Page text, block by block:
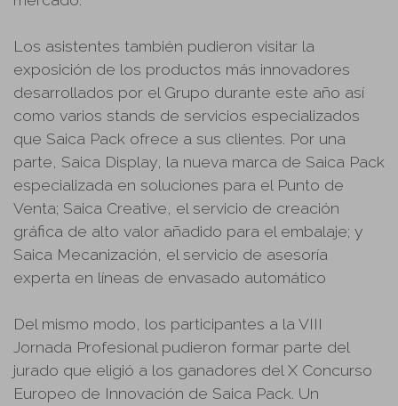
Los asistentes también pudieron visitar la
exposición de los productos más innovadores
desarrollados por el Grupo durante este año así
como varios stands de servicios especializados
que Saica Pack ofrece a sus clientes. Por una
parte, Saica Display, la nueva marca de Saica Pack
especializada en soluciones para el Punto de
Venta; Saica Creative, el servicio de creación
gráfica de alto valor añadido para el embalaje; y
Saica Mecanización, el servicio de asesoría
experta en líneas de envasado automático
Del mismo modo, los participantes a la VIII
Jornada Profesional pudieron formar parte del
jurado que eligió a los ganadores del X Concurso
Europeo de Innovación de Saica Pack. Un